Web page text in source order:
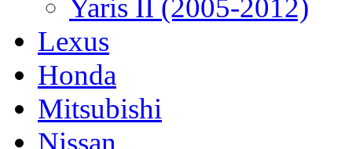
Yaris II (2005-2012)
Lexus
Honda
Mitsubishi